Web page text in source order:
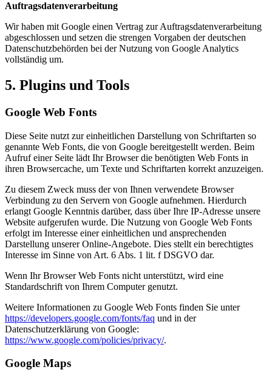
Auftragsdatenverarbeitung
Wir haben mit Google einen Vertrag zur Auftragsdatenverarbeitung
abgeschlossen und setzen die strengen Vorgaben der deutschen
Datenschutzbehörden bei der Nutzung von Google Analytics
vollständig um.
5. Plugins und Tools
Google Web Fonts
Diese Seite nutzt zur einheitlichen Darstellung von Schriftarten so
genannte Web Fonts, die von Google bereitgestellt werden. Beim
Aufruf einer Seite lädt Ihr Browser die benötigten Web Fonts in
ihren Browsercache, um Texte und Schriftarten korrekt anzuzeigen.
Zu diesem Zweck muss der von Ihnen verwendete Browser
Verbindung zu den Servern von Google aufnehmen. Hierdurch
erlangt Google Kenntnis darüber, dass über Ihre IP-Adresse unsere
Website aufgerufen wurde. Die Nutzung von Google Web Fonts
erfolgt im Interesse einer einheitlichen und ansprechenden
Darstellung unserer Online-Angebote. Dies stellt ein berechtigtes
Interesse im Sinne von Art. 6 Abs. 1 lit. f DSGVO dar.
Wenn Ihr Browser Web Fonts nicht unterstützt, wird eine
Standardschrift von Ihrem Computer genutzt.
Weitere Informationen zu Google Web Fonts finden Sie unter
https://developers.google.com/fonts/faq und in der
Datenschutzerklärung von Google:
https://www.google.com/policies/privacy/.
Google Maps